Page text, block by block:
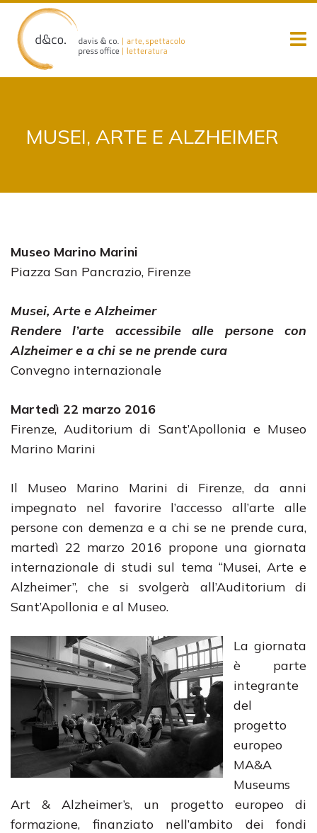
content
MUSEI, ARTE E ALZHEIMER
Museo Marino Marini
Piazza San Pancrazio, Firenze
Musei, Arte e Alzheimer
Rendere l’arte accessibile alle persone con
Alzheimer e a chi se ne prende cura
Convegno internazionale
Martedì 22 marzo 2016
Firenze, Auditorium di Sant’Apollonia e Museo
Marino Marini
Il Museo Marino Marini di Firenze, da anni
impegnato nel favorire l’accesso all’arte alle
persone con demenza e a chi se ne prende cura,
martedì 22 marzo 2016 propone una giornata
internazionale di studi sul tema “Musei, Arte e
Alzheimer”, che si svolgerà all’Auditorium di
Sant’Apollonia e al Museo.
La giornata
è parte
integrante
del
progetto
europeo
MA&A
Museums
Art & Alzheimer’s, un progetto europeo di
formazione, finanziato nell’ambito dei fondi